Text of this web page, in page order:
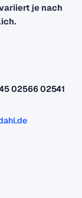
je nach
02566 02541